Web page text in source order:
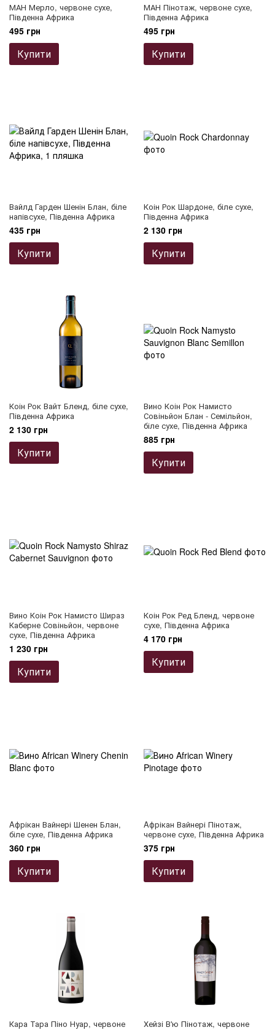
МАН Мерло, червоне сухе,
Південна Африка
495 грн
Купити
МАН Пінотаж, червоне сухе,
Південна Африка
495 грн
Купити
Вайлд Гарден Шенін Блан, біле
напівсухе, Південна Африка
435 грн
Купити
Коін Рок Шардоне, біле сухе,
Південна Африка
2 130 грн
Купити
Коін Рок Вайт Бленд, біле сухе,
Південна Африка
2 130 грн
Купити
Вино Коін Рок Намисто
Совіньйон Блан - Семільйон,
біле сухе, Південна Африка
885 грн
Купити
Вино Коін Рок Намисто Шираз
Каберне Совіньйон, червоне
сухе, Південна Африка
1 230 грн
Купити
Коін Рок Ред Бленд, червоне
сухе, Південна Африка
4 170 грн
Купити
Aфрікан Вайнері Шенен Блан,
біле сухе, Південна Африка
360 грн
Купити
Aфрікан Вайнері Пінотаж,
червоне сухе, Південна Африка
375 грн
Купити
Кара Тара Піно Нуар, червоне
Хейзі В'ю Пінотаж, червоне